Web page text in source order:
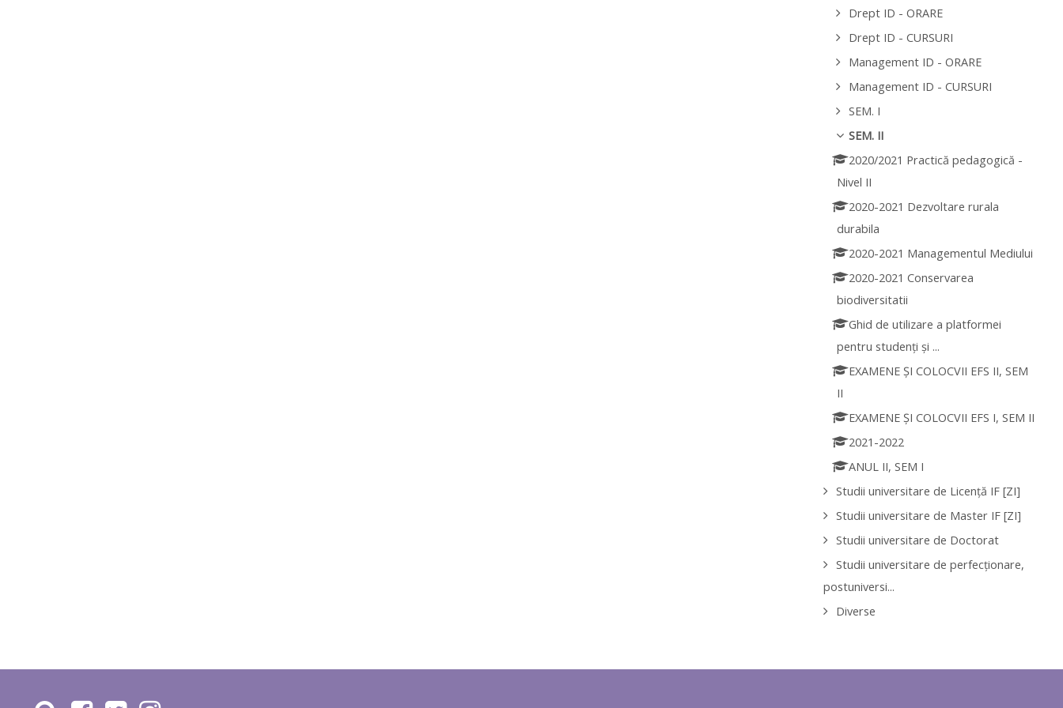
Drept ID - ORARE
Drept ID - CURSURI
Management ID - ORARE
Management ID - CURSURI
SEM. I
SEM. II
2020/2021 Practică pedagogică -
Nivel II
2020-2021 Dezvoltare rurala
durabila
2020-2021 Managementul Mediului
2020-2021 Conservarea
biodiversitatii
Ghid de utilizare a platformei
pentru studenți și ...
EXAMENE ȘI COLOCVII EFS II, SEM
II
EXAMENE ȘI COLOCVII EFS I, SEM II
2021-2022
ANUL II, SEM I
Studii universitare de Licenţă IF [ZI]
Studii universitare de Master IF [ZI]
Studii universitare de Doctorat
Studii universitare de perfecţionare,
postuniversi...
Diverse